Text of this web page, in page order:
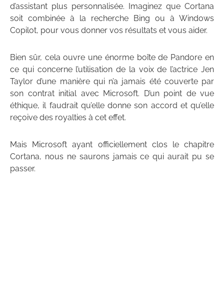
d’assistant plus personnalisée. Imaginez que Cortana
soit combinée à la recherche Bing ou à Windows
Copilot, pour vous donner vos résultats et vous aider.
Bien sûr, cela ouvre une énorme boîte de Pandore en
ce qui concerne l’utilisation de la voix de l’actrice Jen
Taylor d’une manière qui n’a jamais été couverte par
son contrat initial avec Microsoft. D’un point de vue
éthique, il faudrait qu’elle donne son accord et qu’elle
reçoive des royalties à cet effet.
Mais Microsoft ayant officiellement clos le chapitre
Cortana, nous ne saurons jamais ce qui aurait pu se
passer.